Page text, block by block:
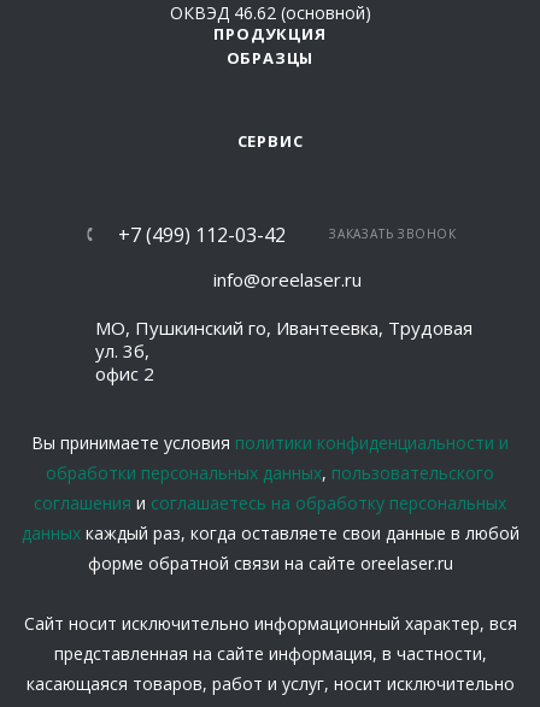
ОКВЭД 46.62 (основной)
ПРОДУКЦИЯ
ОБРАЗЦЫ
СЕРВИС
+7 (499) 112-03-42 ЗАКАЗАТЬ ЗВОНОК
info@oreelaser.ru
МО, Пушкинский го, Ивантеевка, Трудовая
ул. 3б,
офис 2
Вы принимаете условия политики конфиденциальности и
обработки персональных данных, пользовательского
соглашения и соглашаетесь на обработку персональных
данныхкаждый раз, когда оставляете свои данные в любой
форме обратной связи на сайте oreelaser.ru
Сайт носит исключительно информационный характер, вся
представленная на сайте информация, в частности,
касающаяся товаров, работ и услуг, носит исключительно